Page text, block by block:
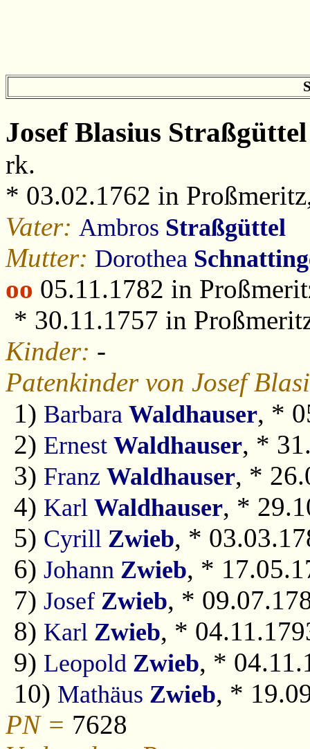
Josef Blasius Straßgüttel
rk.
* 03.02.1762 in
Vater: Ambros Straßgüttel
Mutter: Dorothea
oo 05.11.1782 in
* 30.11.1757 in
Kinder: -
Patenkinder von Josef
1) BarbaraWaldhauser, *
2) ErnestWaldhauser, *
3) FranzWaldhauser, *
4) KarlWaldhauser, *
5) Cyrill Zwieb, *
6)Johann Zwieb, *
7)Josef Zwieb, *
8) Karl Zwieb, *
9) Leopold Zwieb, *
10) Mathäus Zwieb, *
PN = 7628